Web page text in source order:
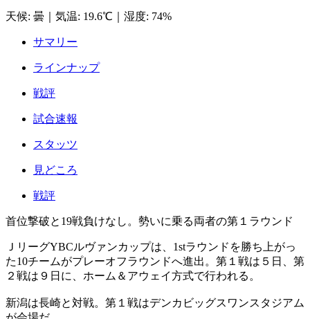
天候: 曇 気温: 19.6℃ 湿度: 74%
サマリー
ラインナップ
戦評
試合速報
スタッツ
見どころ
戦評
首位撃破と19戦負けなし。勢いに乗る両者の第１ラウンド
ＪリーグYBCルヴァンカップは、1stラウンドを勝ち上がっ
た10チームがプレーオフラウンドへ進出。第１戦は５日、第
２戦は９日に、ホーム＆アウェイ方式で行われる。
新潟は長崎と対戦。第１戦はデンカビッグスワンスタジアム